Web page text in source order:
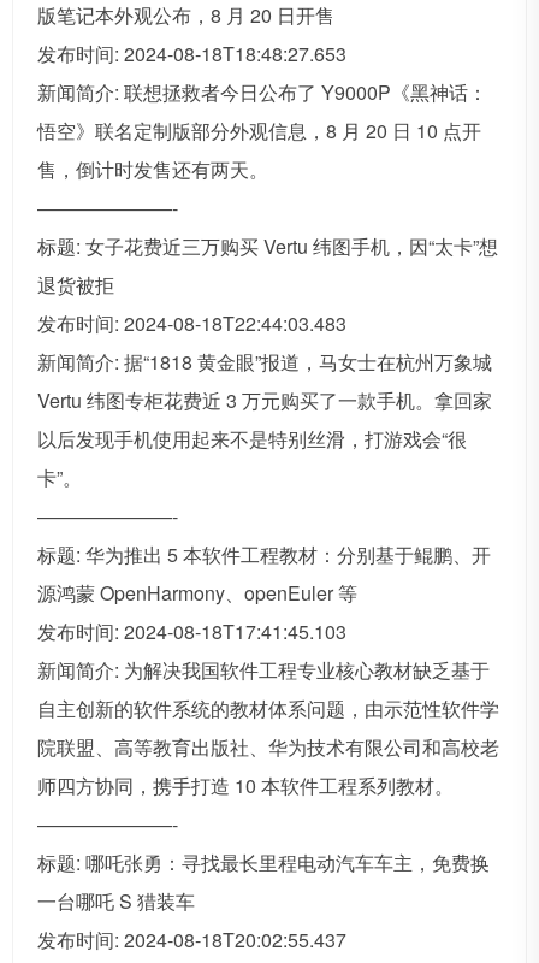
版笔记本外观公布，8 月 20 日开售
发布时间: 2024-08-18T18:48:27.653
新闻简介: 联想拯救者今日公布了 Y9000P《黑神话：
悟空》联名定制版部分外观信息，8 月 20 日 10 点开
售，倒计时发售还有两天。
———————-
标题: 女子花费近三万购买 Vertu 纬图手机，因“太卡”想
退货被拒
发布时间: 2024-08-18T22:44:03.483
新闻简介: 据“1818 黄金眼”报道，马女士在杭州万象城
Vertu 纬图专柜花费近 3 万元购买了一款手机。拿回家
以后发现手机使用起来不是特别丝滑，打游戏会“很
卡”。
———————-
标题: 华为推出 5 本软件工程教材：分别基于鲲鹏、开
源鸿蒙 OpenHarmony、openEuler 等
发布时间: 2024-08-18T17:41:45.103
新闻简介: 为解决我国软件工程专业核心教材缺乏基于
自主创新的软件系统的教材体系问题，由示范性软件学
院联盟、高等教育出版社、华为技术有限公司和高校老
师四方协同，携手打造 10 本软件工程系列教材。
———————-
标题: 哪吒张勇：寻找最长里程电动汽车车主，免费换
一台哪吒 S 猎装车
发布时间: 2024-08-18T20:02:55.437